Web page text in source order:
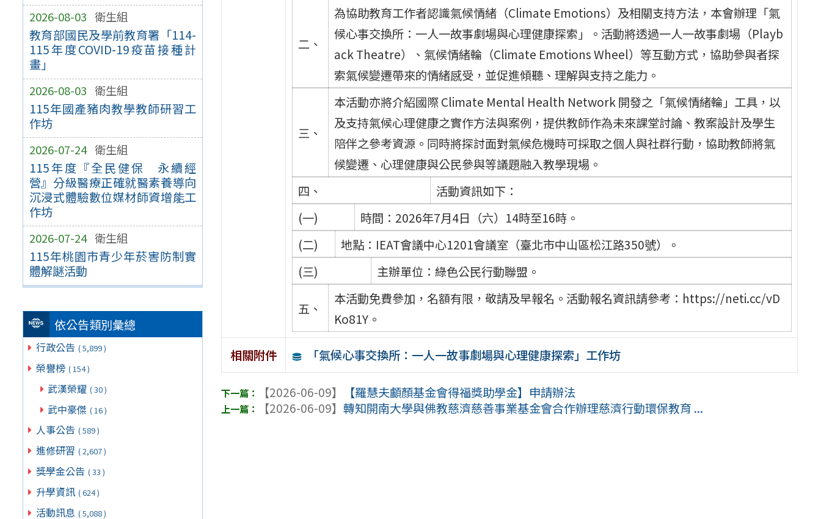
2026-08-03 衛生組
教育部國民及學前教育署「114-
115年度COVID-19疫苗接種計
畫」
2026-08-03 衛生組
115年國產豬肉教學教師研習工
作坊
2026-07-24 衛生組
115年度『全民健保 永續經
營』分級醫療正確就醫素養導向
沉浸式體驗數位媒材師資增能工
作坊
2026-07-24 衛生組
115年桃園市青少年菸害防制實
體解謎活動
依公告類別彙總
行政公告 ( 5,899 )
榮譽榜 ( 154 )
武漢榮耀 ( 30 )
武中豪傑 ( 16 )
人事公告 ( 589 )
進修研習 ( 2,607 )
獎學金公告 ( 33 )
升學資訊 ( 624 )
活動訊息 ( 5,088 )
二、
為協助教育工作者認識氣候情緒（Climate Emotions）及相關支持方法，本會辦理「氣
候心事交換所：一人一故事劇場與心理健康探索」。活動將透過一人一故事劇場（Playb
ack Theatre）、氣候情緒輪（Climate Emotions Wheel）等互動方式，協助參與者探
索氣候變遷帶來的情緒感受，並促進傾聽、理解與支持之能力。
三、
本活動亦將介紹國際 Climate Mental Health Network 開發之「氣候情緒輪」工具，以
及支持氣候心理健康之實作方法與案例，提供教師作為未來課堂討論、教案設計及學生
陪伴之參考資源。同時將探討面對氣候危機時可採取之個人與社群行動，協助教師將氣
候變遷、心理健康與公民參與等議題融入教學現場。
四、
活動資訊如下：
(一)
時間：2026年7月4日（六）14時至16時。
(二)
地點：IEAT會議中心1201會議室（臺北市中山區松江路350號）。
(三)
主辦單位：綠色公民行動聯盟。
五、
本活動免費參加，名額有限，敬請及早報名。活動報名資訊請參考：https://neti.cc/vD
Ko81Y。
相關附件 「氣候心事交換所：一人一故事劇場與心理健康探索」工作坊
【2026-06-09】
【羅慧夫顱顏基金會得福獎助學金】申請辦法
【2026-06-09】轉知開南大學與佛教慈濟慈善事業基金會合作辦理慈濟行動環保教育 ...